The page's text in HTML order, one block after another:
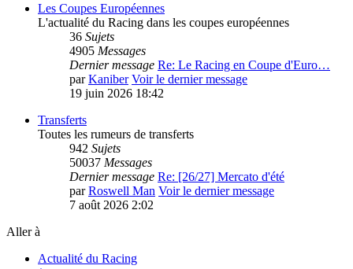
Les Coupes Européennes
L'actualité du Racing dans les coupes européennes
36 Sujets
4905 Messages
Dernier message Re: Le Racing en Coupe d'Euro…
parKaniber Voir le dernier message
19 juin 2026 18:42
Transferts
Toutes les rumeurs de transferts
942 Sujets
50037 Messages
Dernier message Re: [26/27] Mercato d'été
parRoswell Man Voir le dernier message
7 août 2026 2:02
Aller à
Actualité du Racing